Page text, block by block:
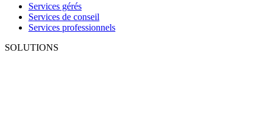
Services gérés
Services de conseil
Services professionnels
SOLUTIONS